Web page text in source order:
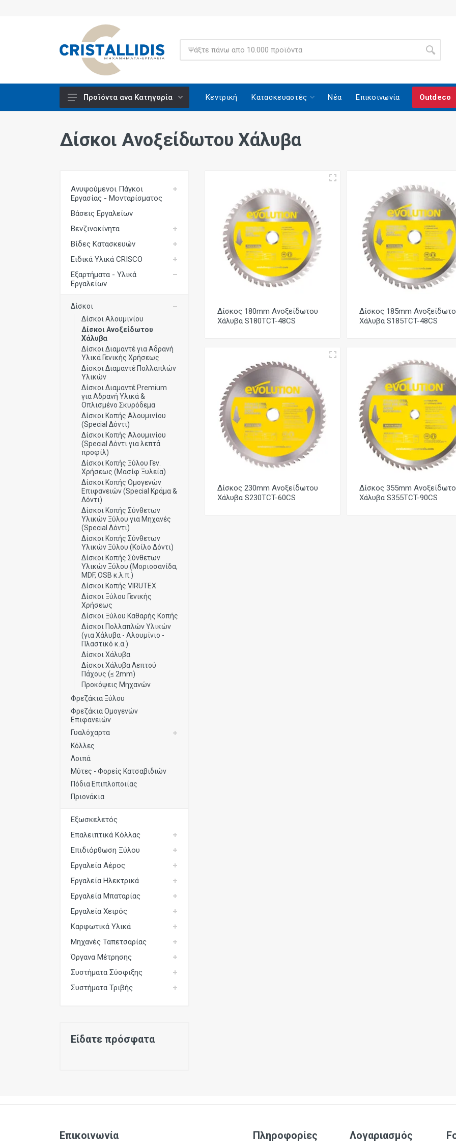
Βάσεις Εργαλείων
Ειδικά Υλικά CRISCO
Εξαρτήματα - Υλικά Εργαλείων
Επαλειπτικά Κόλλας
Επιδιόρθωση Ξύλου
Εργαλεία Μπαταρίας
Εργαλεία Χειρός
Καρφωτικά Υλικά
Μηχανές Ταπετσαρίας
Όργανα Μέτρησης
Συστήματα Σύσφιξης
Συστήματα Τριβής
Προϊόντα ανα Κατηγορία Κεντρική Κατασκευαστές Νέα Επικοινωνία Outdeco
Δίσκοι Ανοξείδωτου Χάλυβα
Ανυψούμενοι Πάγκοι
Εργασίας - Μονταρίσματος
Βάσεις Εργαλείων
Βενζινοκίνητα
Βίδες Κατασκευών
Ειδικά Υλικά CRISCO
Εξαρτήματα - Υλικά
Εργαλείων
Δίσκοι
Δίσκοι Αλουμινίου
Δίσκοι Ανοξείδωτου
Χάλυβα
Δίσκοι Διαμαντέ για Αδρανή
Υλικά Γενικής Χρήσεως
Δίσκοι Διαμαντέ Πολλαπλών
Υλικών
Δίσκοι Διαμαντέ Premium
για Αδρανή Υλικά &
Οπλισμένο Σκυρόδεμα
Δίσκοι Κοπής Αλουμινίου
(Special Δόντι)
Δίσκοι Κοπής Αλουμινίου
(Special Δόντι για λεπτά
προφίλ)
Δίσκοι Κοπής Ξύλου Γεν.
Χρήσεως (Μασίφ Ξυλεία)
Δίσκοι Κοπής Ομογενών
Επιφανειών (Special Κράμα &
Δόντι)
Δίσκοι Κοπής Σύνθετων
Υλικών Ξύλου για Μηχανές
(Special Δόντι)
Δίσκοι Κοπής Σύνθετων
Υλικών Ξύλου (Κοίλο Δόντι)
Δίσκοι Κοπής Σύνθετων
Υλικών Ξύλου (Μοριοσανίδα,
MDF, OSB κ.λ.π.)
Δίσκοι Κοπής VIRUTEX
Δίσκοι Ξύλου Γενικής
Χρήσεως
Δίσκοι Ξύλου Καθαρής Κοπής
Δίσκοι Πολλαπλών Υλικών
(για Χάλυβα - Αλουμίνιο -
Πλαστικό κ.α.)
Δίσκοι Χάλυβα
Δίσκοι Χάλυβα Λεπτού
Πάχους (≤ 2mm)
Προκόψεις Μηχανών
Φρεζάκια Ξύλου
Φρεζάκια Ομογενών
Επιφανειών
Γυαλόχαρτα
Κόλλες
Λοιπά
Μύτες - Φορείς Κατσαβιδιών
Πόδια Επιπλοποιίας
Πριονάκια
Εξωσκελετός
Επαλειπτικά Κόλλας
Επιδιόρθωση Ξύλου
Εργαλεία Αέρος
Εργαλεία Ηλεκτρικά
Εργαλεία Μπαταρίας
Εργαλεία Χειρός
Καρφωτικά Υλικά
Μηχανές Ταπετσαρίας
Όργανα Μέτρησης
Συστήματα Σύσφιξης
Συστήματα Τριβής
Είδατε πρόσφατα
Δίσκος 180mm Ανοξείδωτου
Χάλυβα S180TCT-48CS
Δίσκος 185mm
Χάλυβα S185TCT-48CS
Δίσκος 230mm Ανοξείδωτου
Χάλυβα S230TCT-60CS
Δίσκος 355mm
Χάλυβα S355TCT-90CS
Επικοινωνία Πληροφορίες Λογαριασμός